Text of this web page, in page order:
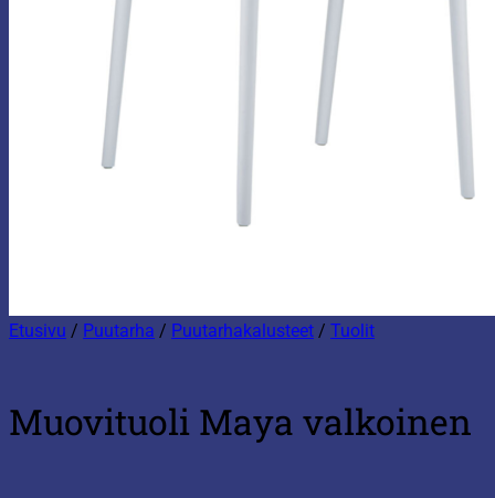
Etusivu / Puutarha / Puutarhakalusteet / Tuolit
Muovituoli Maya valkoinen